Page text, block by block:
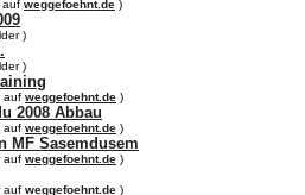
auf weggefoehnt.de )
)
)
auf weggefoehnt.de )
2008 Abbau
auf weggefoehnt.de )
MF Sasemdusem
auf weggefoehnt.de )
auf weggefoehnt.de )